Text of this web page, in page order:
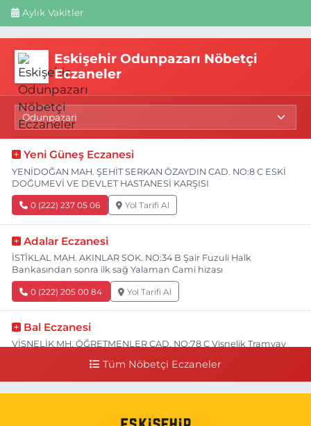
Aylık Vakitler
Eskişehir Odunpazarı Nöbetçi
Eczaneler
Yeni Güneş Eczanesi
YENİDOĞAN MAH. ŞEHİT SERKAN ÖZAYDIN CAD. NO:8 C ESKİ
DOĞUMEVİ VE DEVLET HASTANESİ KARŞISI
0 (222) 237 05 06 Yol Tarifi Al
Adalar Eczanesi
İSTİKLAL MAH. AKINLAR SOK. NO:34 B Şair Fuzuli Halk
Bankasından sonra ilk sağ Yalaman Cami hizası
0 (222) 205 00 84 Yol Tarifi Al
Bal Eczanesi
VİŞNELİK MH. ÖĞRETMENLER CAD. NO:78 C Vişnelik Tramvay
NUH'UN GEMİSİ Veteriner Kliniğinin yanı,ı
Tüm Nöbetçi Eczaneler